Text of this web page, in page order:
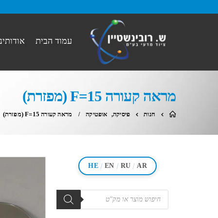
עמוד הבית
מראה קעורה F=15 (מפזרת)
חנות פיסיקה, אופטיקה מראה קעורה F=15 (מפזרת)
HE / EN / RU / AR
מוצרים
search